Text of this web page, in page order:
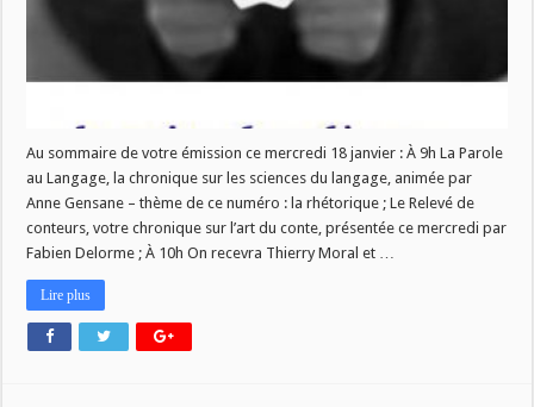
Au sommaire de votre émission ce mercredi 18 janvier : À 9h La Parole
au Langage, la chronique sur les sciences du langage, animée par
Anne Gensane – thème de ce numéro : la rhétorique ; Le Relevé de
conteurs, votre chronique sur l’art du conte, présentée ce mercredi par
Fabien Delorme ; À 10h On recevra Thierry Moral et …
Lire plus